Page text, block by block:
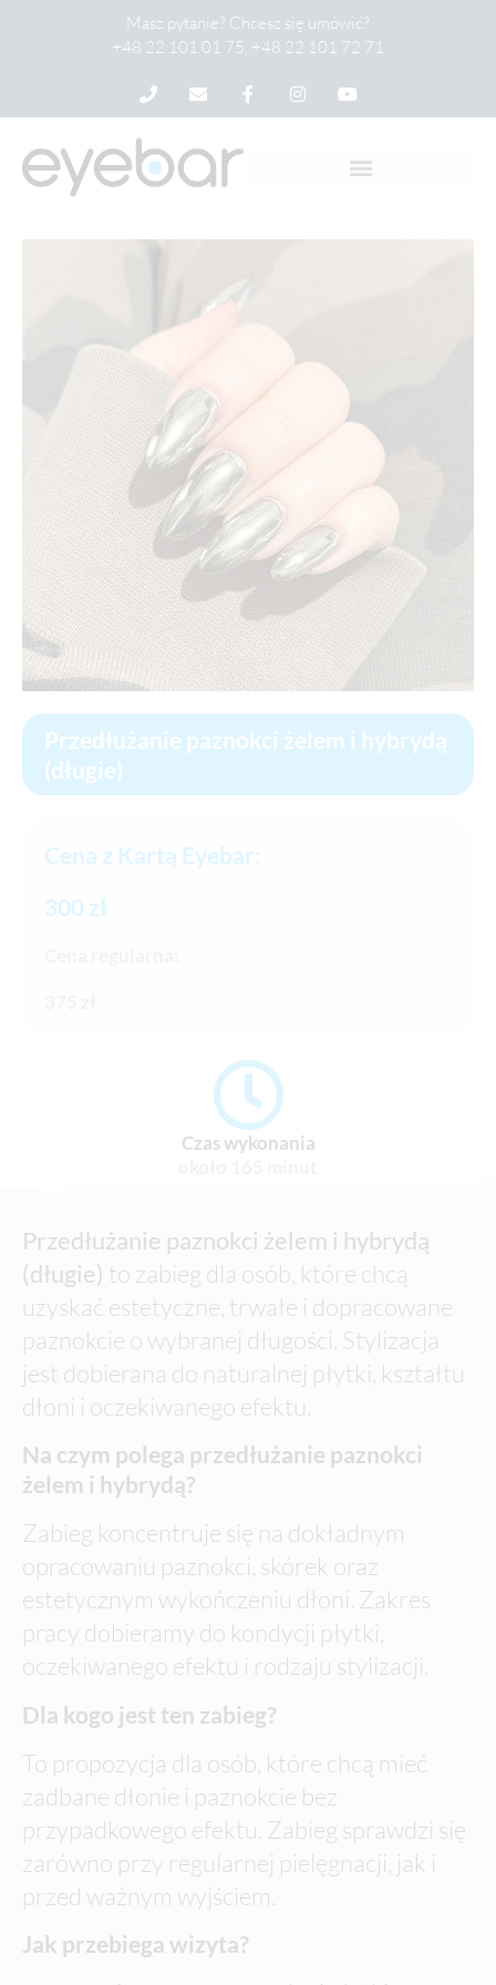
Masz pytanie? Chcesz się umówić?
+48 22 101 01 75, +48 22 101 72 71
Przedłużanie paznokci żelem i hybrydą
(długie)
Cena z Kartą Eyebar:
300 zł
Czas wykonania
Przedłużanie paznokci żelem i hybrydą
(długie) to zabieg dla osób, które chcą
uzyskać estetyczne, trwałe i dopracowane
paznokcie o wybranej długości. Stylizacja
jest dobierana do naturalnej płytki, kształtu
dłoni i oczekiwanego efektu.
Na czym polega przedłużanie paznokci
żelem i hybrydą?
Zabieg koncentruje się na dokładnym
opracowaniu paznokci, skórek oraz
estetycznym wykończeniu dłoni. Zakres
pracy dobieramy do kondycji płytki,
oczekiwanego efektu i rodzaju stylizacji.
Dla kogo jest ten zabieg?
To propozycja dla osób, które chcą mieć
zadbane dłonie i paznokcie bez
przypadkowego efektu. Zabieg sprawdzi się
zarówno przy regularnej pielęgnacji, jak i
przed ważnym wyjściem.
Jak przebiega wizyta?